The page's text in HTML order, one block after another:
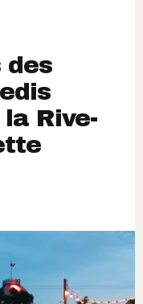
des
Rive-